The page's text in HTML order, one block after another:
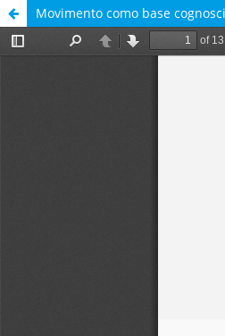
Movimento como base